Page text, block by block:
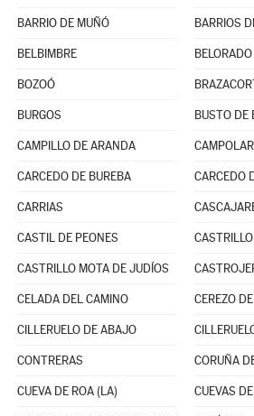
BARRIO DE MUÑÓ BARRIOS
BELBIMBRE BELORADO
BOZOÓ
BURGOS BUSTO DE
CAMPILLO DE ARANDA
CARCEDO DE BUREBA CARCEDO
CARRIAS
CASTIL DE PEONES
CASTRILLO MOTA DE JUDÍOS
CELADA DEL CAMINO CEREZO
CILLERUELO DE ABAJO
CONTRERAS CORUÑA
CUEVA DE ROA (LA) CUEVAS